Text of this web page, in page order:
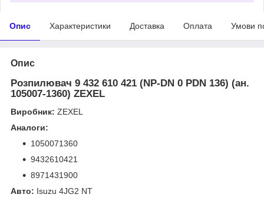
Опис Характеристики Доставка Оплата Умови
Опис
Розпилювач 9 432 610 421 (NP-DN 0 PDN 136) (ан.
105007-1360) ZEXEL
Виробник: ZEXEL
Аналоги:
1050071360
9432610421
8971431900
Авто: Isuzu 4JG2 NT